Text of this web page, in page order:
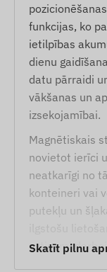
funkcijas, ko
ietilpības
dienu
datu pārraidi
vākšanas un
izsekojamībai.
Magnētiskais
novietot ierīci
neatkarīgi no
konteineri vai
putekļu un
uzticami
Skatīt pilnu